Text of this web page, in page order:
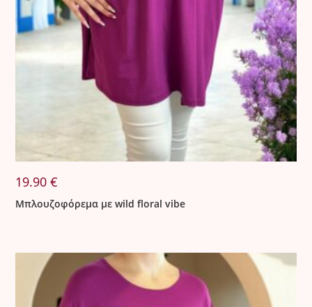
19.90€
Μπλουζοφόρεμα με wild floral vibe